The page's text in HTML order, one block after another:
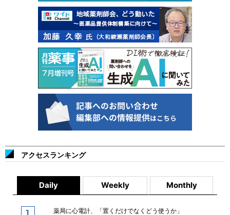
アクセスランキング
Daily Weekly Monthly
薬局に心電計、「置くだけでなくどう使うか」